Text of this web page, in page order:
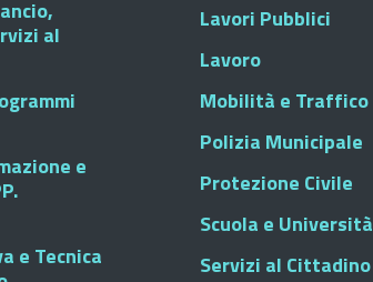
al
e
e Tecnica
Lavori Pubblici
Lavoro
Mobilità e Traffico
Polizia Municipale
Protezione Civile
Scuola e Università
Servizi al Cittadino